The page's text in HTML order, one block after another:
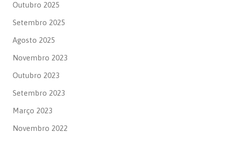
Outubro 2025
Setembro 2025
Agosto 2025
Novembro 2023
Outubro 2023
Setembro 2023
Março 2023
Novembro 2022